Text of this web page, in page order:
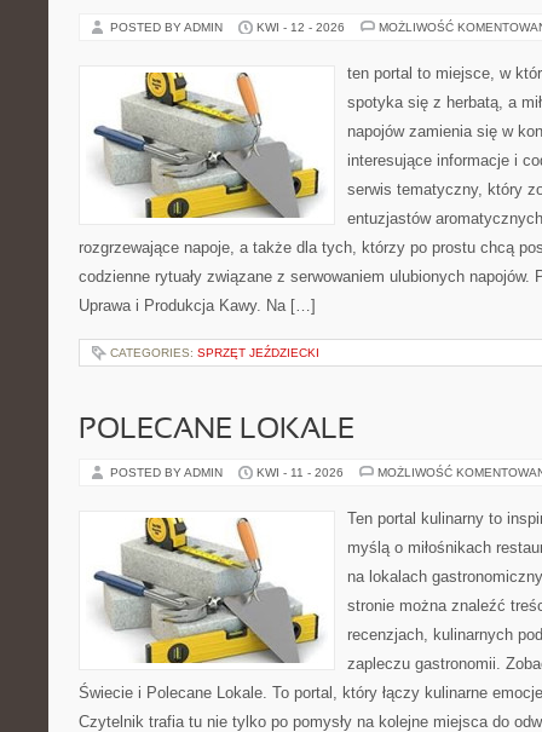
POSTED BY ADMIN KWI - 12 - 2026 MOŻLIWOŚĆ
ten portal to miejsce, w
spotyka się z herbatą, a
napojów zamienia się w
interesujące informacje i
serwis tematyczny, który
entuzjastów
rozgrzewające napoje, a także dla tych, którzy po prostu chcą
codzienne rytuały związane z serwowaniem ulubionych napojów.
Uprawa i Produkcja Kawy. Na […]
CATEGORIES: SPRZĘT JEŹDZIECKI
POLECANE LOKALE
POSTED BY ADMIN KWI - 11 - 2026 MOŻLIWOŚĆ
Ten portal kulinarny to
myślą o miłośnikach
na lokalach
stronie można znaleźć
recenzjach, kulinarnych
zapleczu gastronomii.
Świecie i Polecane Lokale. To portal, który łączy kulinarne
Czytelnik trafia tu nie tylko po pomysły na kolejne miejsca do